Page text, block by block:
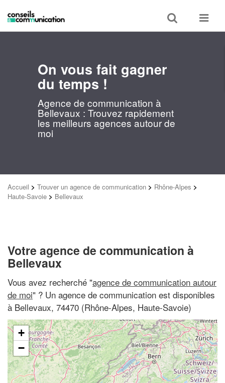
Toggle
search
Toggle
On vous fait gagner
du temps !
Agence de communication à
Bellevaux : Trouvez rapidement
les meilleurs agences autour de
moi
Accueil > Trouver un agence de communication > Rhône-Alpes >
Haute-Savoie > Bellevaux
Votre agence de communication à
Bellevaux
Vous avez recherché "agence de communication autour
de moi" ? Un agence de communication est disponibles
à Bellevaux, 74470 (Rhône-Alpes, Haute-Savoie)
+
−